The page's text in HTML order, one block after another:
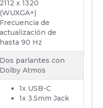
2112 x 1320
(WUXGA+)
Frecuencia de
actualización de
hasta 90 Hz
Dos parlantes con
Dolby Atmos
1x USB-C
1x 3.5mm Jack